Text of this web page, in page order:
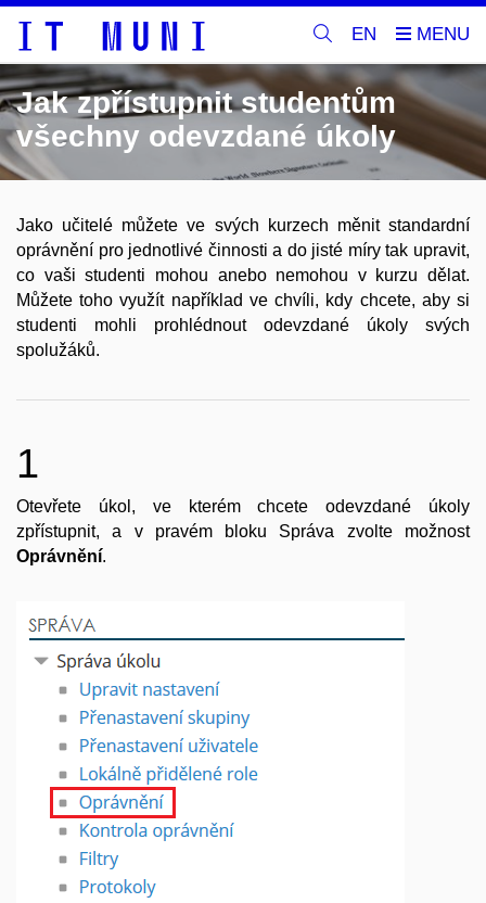
EN
Jak zpřístupnit studentům
všechny odevzdané úkoly
Jako učitelé můžete ve svých kurzech měnit standardní
oprávnění pro jednotlivé činnosti a do jisté míry tak upravit,
co vaši studenti mohou anebo nemohou v kurzu dělat.
Můžete toho využít například ve chvíli, kdy chcete, aby si
studenti mohli prohlédnout odevzdané úkoly svých
spolužáků.
1
Otevřete úkol, ve kterém chcete odevzdané úkoly
zpřístupnit, a v pravém bloku Správa zvolte možnost
Oprávnění.